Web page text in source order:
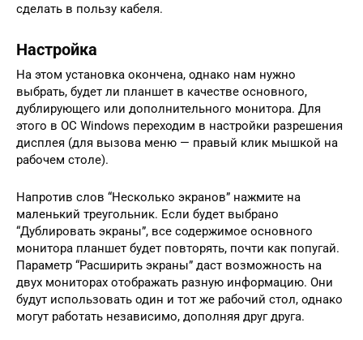
сделать в пользу кабеля.
Настройка
На этом установка окончена, однако нам нужно
выбрать, будет ли планшет в качестве основного,
дублирующего или дополнительного монитора. Для
этого в ОС Windows переходим в настройки разрешения
дисплея (для вызова меню — правый клик мышкой на
рабочем столе).
Напротив слов “Несколько экранов” нажмите на
маленький треугольник. Если будет выбрано
“Дублировать экраны”, все содержимое основного
монитора планшет будет повторять, почти как попугай.
Параметр “Расширить экраны” даст возможность на
двух мониторах отображать разную информацию. Они
будут использовать один и тот же рабочий стол, однако
могут работать независимо, дополняя друг друга.